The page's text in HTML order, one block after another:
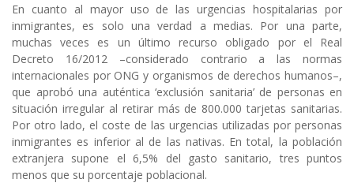
En cuanto al mayor uso de las urgencias hospitalarias por
inmigrantes, es solo una verdad a medias. Por una parte,
muchas veces es un último recurso obligado por el Real
Decreto 16/2012 –considerado contrario a las normas
internacionales por ONG y organismos de derechos humanos–,
que aprobó una auténtica ‘exclusión sanitaria’ de personas en
situación irregular al retirar más de 800.000 tarjetas sanitarias.
Por otro lado, el coste de las urgencias utilizadas por personas
inmigrantes es inferior al de las nativas. En total, la población
extranjera supone el 6,5% del gasto sanitario, tres puntos
menos que su porcentaje poblacional.